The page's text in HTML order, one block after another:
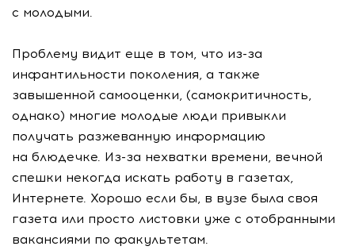
с молодыми.
Проблему видит еще в том, что из-за
инфантильности поколения, а также
завышенной самооценки, (самокритичность,
однако) многие молодые люди привыкли
получать разжеванную информацию
на блюдечке. Из-за нехватки времени, вечной
спешки некогда искать работу в газетах,
Интернете. Хорошо если бы, в вузе была своя
газета или просто листовки уже с отобранными
вакансиями по факультетам.